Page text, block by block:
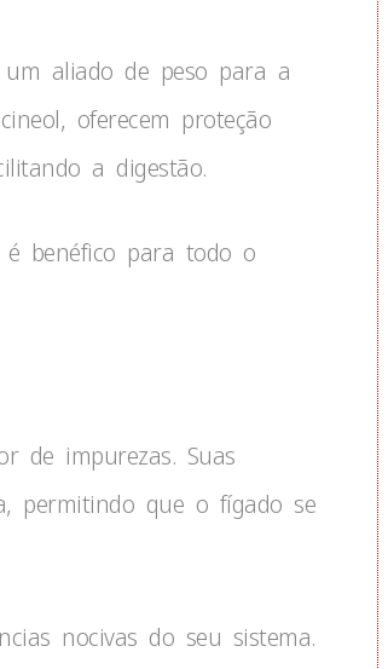
aliado de peso para a
oferecem proteção
a digestão.
benéfico para todo o
de impurezas. Suas
permitindo que o fígado se
nocivas do seu sistema.